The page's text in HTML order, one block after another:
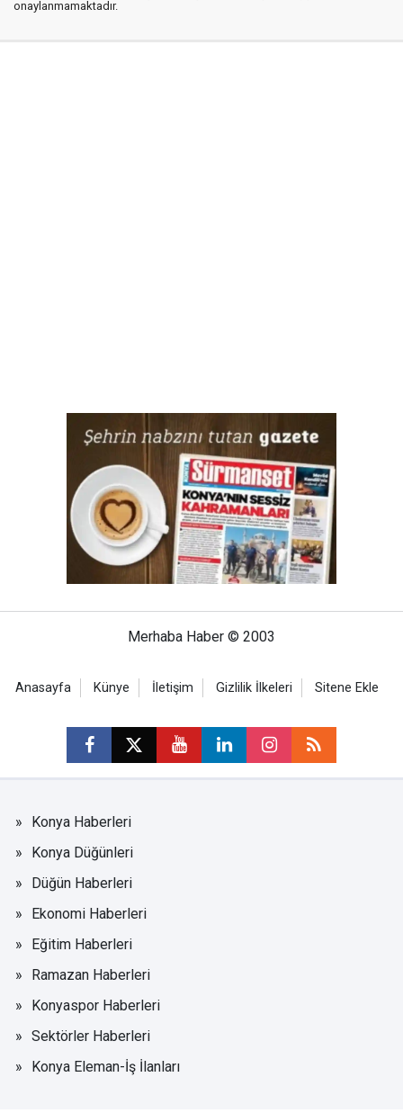
onaylanmamaktadır.
Merhaba Haber © 2003
Anasayfa Künye İletişim Gizlilik İlkeleri Sitene Ekle
Konya Haberleri
Konya Düğünleri
Düğün Haberleri
Ekonomi Haberleri
Eğitim Haberleri
Ramazan Haberleri
Konyaspor Haberleri
Sektörler Haberleri
Konya Eleman-İş İlanları